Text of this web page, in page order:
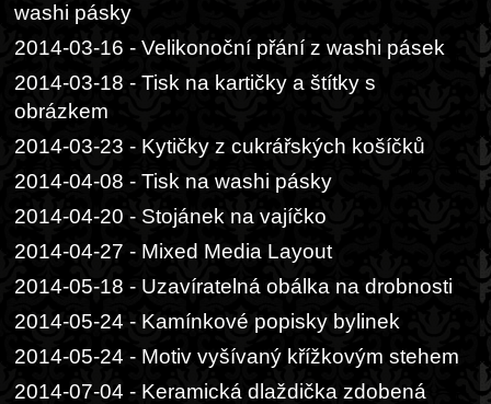
washi pásky
2014-03-16 - Velikonoční přání z washi pásek
2014-03-18 - Tisk na kartičky a štítky s
obrázkem
2014-03-23 - Kytičky z cukrářských košíčků
2014-04-08 - Tisk na washi pásky
2014-04-20 - Stojánek na vajíčko
2014-04-27 - Mixed Media Layout
2014-05-18 - Uzavíratelná obálka na drobnosti
2014-05-24 - Kamínkové popisky bylinek
2014-05-24 - Motiv vyšívaný křížkovým stehem
2014-07-04 - Keramická dlaždička zdobená